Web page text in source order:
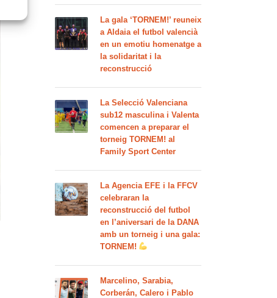
La gala ‘TORNEM!’ reuneix
a Aldaia el futbol valencià
en un emotiu homenatge a
la solidaritat i la
reconstrucció
La Selecció Valenciana
sub12 masculina i Valenta
comencen a preparar el
torneig TORNEM! al
Family Sport Center
La Agencia EFE i la FFCV
celebraran la
reconstrucció del futbol
en l’aniversari de la DANA
amb un torneig i una gala:
TORNEM!
Marcelino, Sarabia,
Corberán, Calero i Pablo